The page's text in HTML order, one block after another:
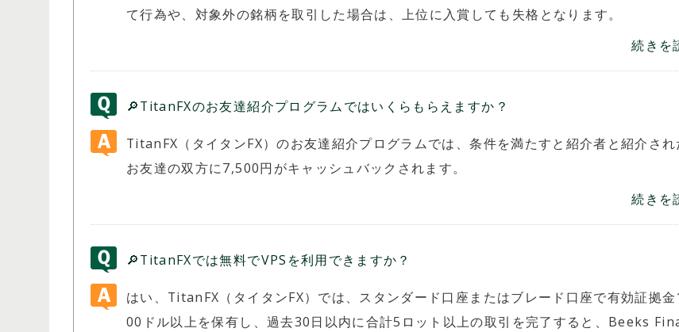
て行為や、対象外の銘柄を取引した場合は、上位に入賞しても失格となります。
続きを
🔎TitanFXのお友達紹介プログラムではいくらもらえますか？
TitanFX（タイタンFX）のお友達紹介プログラムでは、条件を満たすと紹介者と紹介され
お友達の双方に7,500円がキャッシュバックされます。
続きを
🔎TitanFXでは無料でVPSを利用できますか？
はい、TitanFX（タイタンFX）では、スタンダード口座またはブレード口座で有効証拠金
00ドル以上を保有し、過去30日以内に合計5ロット以上の取引を完了すると、Beeks